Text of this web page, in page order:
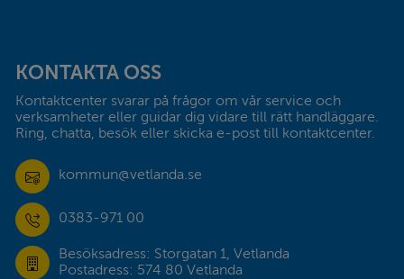
KONTAKTA OSS
Kontaktcenter svarar på frågor om vår service och
verksamheter eller guidar dig vidare till rätt handläggare.
Ring, chatta, besök eller skicka e-post till kontaktcenter.
kommun@vetlanda.se
0383-971 00
Besöksadress: Storgatan 1, Vetlanda
Postadress: 574 80 Vetlanda